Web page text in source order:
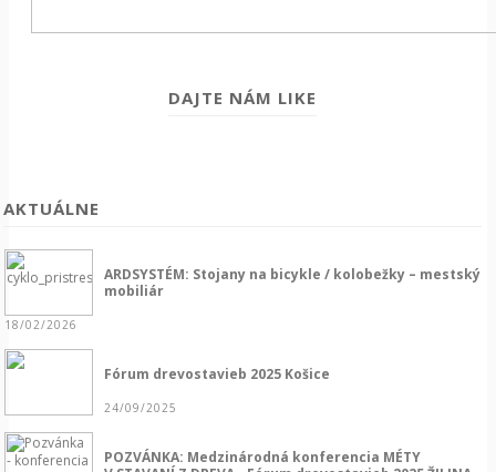
DAJTE NÁM LIKE
AKTUÁLNE
ARDSYSTÉM: Stojany na bicykle / kolobežky – mestský
mobiliár
18/02/2026
Fórum drevostavieb 2025 Košice
24/09/2025
POZVÁNKA: Medzinárodná konferencia MÉTY